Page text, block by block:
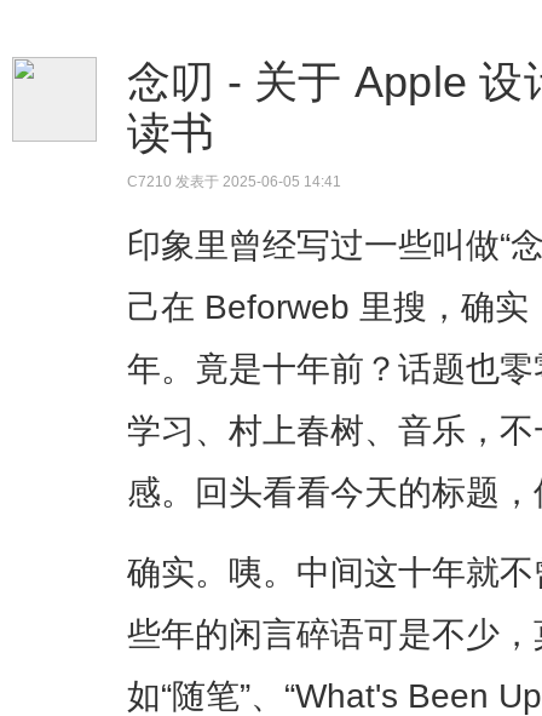
念叨 - 关于 Apple 设
读书
C7210 发表于 2025-06-05 14:41
印象里曾经写过一些叫做“
己在 Beforweb 里搜，确
年。竟是十年前？话题也
学习、村上春树、音乐，
感。回头看看今天的标题
确实。咦。中间这十年就
些年的闲言碎语可是不少
如“随笔”、“What's Been